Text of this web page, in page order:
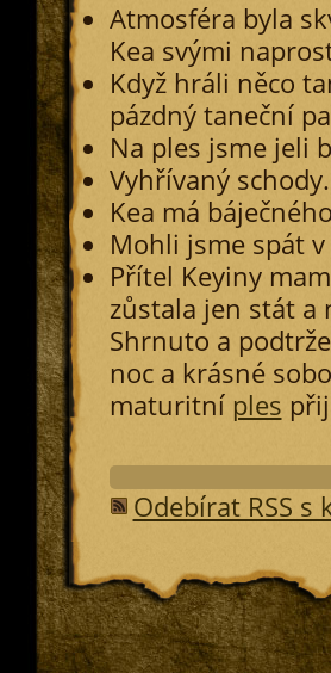
Atmosféra byla
Kea svými
Když hráli něco
pázdný taneční
Na ples jsme jeli
Vyhřívaný schody.
Kea má
Mohli jsme spát
Přítel Keyiny
zůstala jen stát a
Shrnuto a
noc a krásné
maturitní ples
Odebírat RSS s